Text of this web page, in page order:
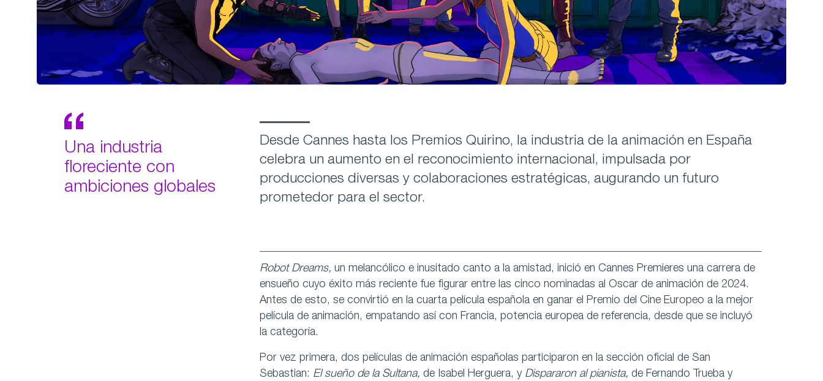
Una industria
floreciente con
ambiciones globales
Desde Cannes hasta los Premios Quirino, la industria de la animación en España
celebra un aumento en el reconocimiento internacional, impulsada por
producciones diversas y colaboraciones estratégicas, augurando un futuro
prometedor para el sector.
Robot Dreams, un melancólico e inusitado canto a la amistad, inició en Cannes Premieres una carrera de
ensueño cuyo éxito más reciente fue figurar entre las cinco nominadas al Oscar de animación de 2024.
Antes de esto, se convirtió en la cuarta película española en ganar el Premio del Cine Europeo a la mejor
película de animación, empatando así con Francia, potencia europea de referencia, desde que se incluyó
la categoría.
Por vez primera, dos películas de animación españolas participaron en la sección oficial de San
Sebastian: El sueño de la Sultana, de Isabel Herguera, y Dispararon al pianista, de Fernando Trueba y